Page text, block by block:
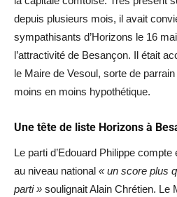
depuis plusieurs mois, il avait
sympathisants d’Horizons le 16
l’attractivité de Besançon. Il était
le Maire de Vesoul, sorte de
moins en moins hypothétique.
Une tête de liste Horizons à
Le parti d’Edouard Philippe
au niveau national « un score plus
parti » soulignait Alain Chrétien. Le